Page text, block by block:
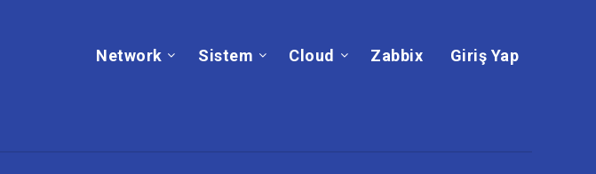
Network Sistem Cloud Zabbix Giriş Yap